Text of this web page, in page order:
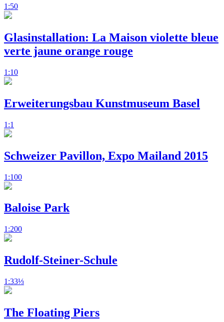
1:50
Glasinstallation: La Maison violette bleue
verte jaune orange rouge
1:10
Erweiterungsbau Kunstmuseum Basel
1:1
Schweizer Pavillon, Expo Mailand 2015
1:100
Baloise Park
1:200
Rudolf-Steiner-Schule
1:33⅓
The Floating Piers